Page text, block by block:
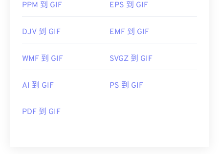
PPM 到 GIF EPS 到 GIF
DJV 到 GIF EMF 到 GIF
WMF 到 GIF SVGZ 到 GIF
AI 到 GIF PS 到 GIF
PDF 到 GIF